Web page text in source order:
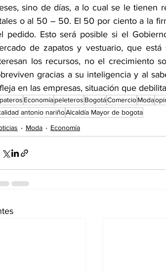
sino de días, a lo cual se le tienen
o al 50 – 50. El 50 por ciento a la
pedido. Esto será posible si el
de zapatos y vestuario, que
los recursos, no el crecimiento
gracias a su inteligencia y al
en las empresas, situación que
Economíapeleteros BogotáComercioModa
antonio nariñoAlcaldía Mayor de bogota
Moda Economía